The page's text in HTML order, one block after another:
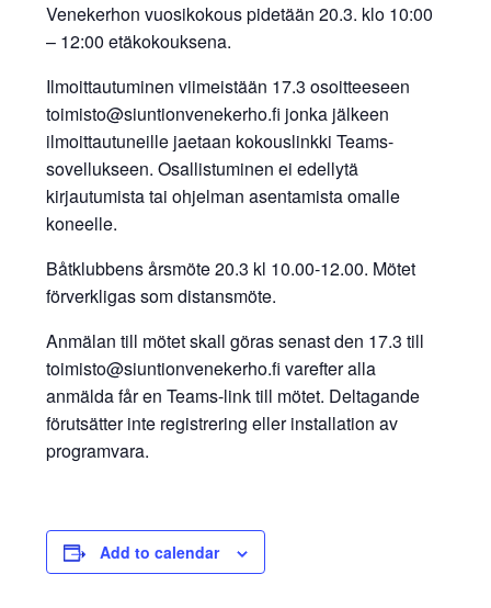
Venekerhon vuosikokous pidetään 20.3. klo 10:00
– 12:00 etäkokouksena.
Ilmoittautuminen viimeistään 17.3 osoitteeseen
toimisto@siuntionvenekerho.fi jonka jälkeen
ilmoittautuneille jaetaan kokouslinkki Teams-
sovellukseen. Osallistuminen ei edellytä
kirjautumista tai ohjelman asentamista omalle
koneelle.
Båtklubbens årsmöte 20.3 kl 10.00-12.00. Mötet
förverkligas som distansmöte.
Anmälan till mötet skall göras senast den 17.3 till
toimisto@siuntionvenekerho.fi varefter alla
anmälda får en Teams-link till mötet. Deltagande
förutsätter inte registrering eller installation av
programvara.
Add to calendar